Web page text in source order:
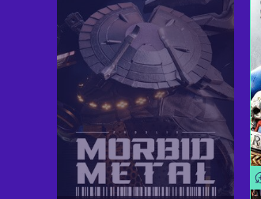
Ver ofertas